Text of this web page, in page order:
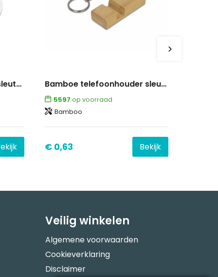
BeerCart - trolley munt sleutelhanger Bamboe telefoonhouder sleutelhanger
5597 op voorraad
Bamboo
€ 0,63 Bekijk
Veilig winkelen
Algemene voorwaarden
Cookieverklaring
Disclaimer